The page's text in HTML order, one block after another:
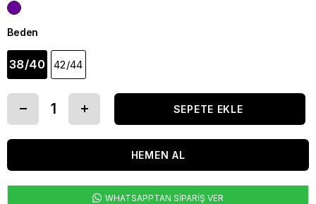
Beden
38/40 42/44
WHATSAPPTAN SİPARİŞ VER